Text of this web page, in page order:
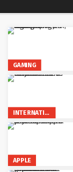
GAMING
INTERNATIONAL
APPLE